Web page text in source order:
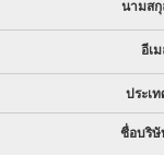
นามสกุ
อีเ
ประเ
ชื่อบริษั